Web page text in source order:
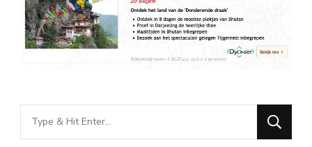
Looking
for